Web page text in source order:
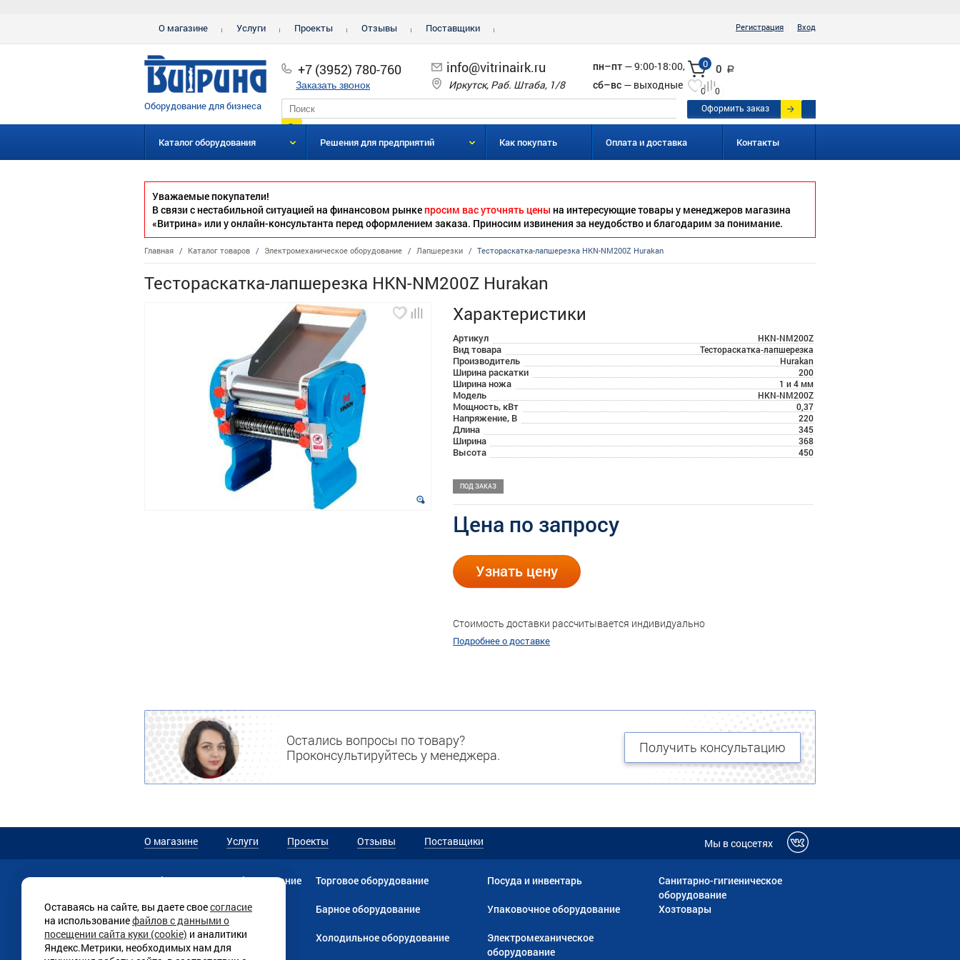
Оставаясь на сайте, вы даете своесогласие
на использованиефайлов с данными о
посещении сайта куки (cookie) и аналитики
Яндекс.Метрики, необходимых нам для
О магазине Услуги Проекты Отзывы Поставщики Регистрация Вход
Оборудование для бизнеса
+7 (3952) 780-760
Заказать звонок
info@vitrinairk.ru
Иркутск, Раб. Штаба, 1/8
пн–пт — 9:00-18:00,
сб–вс — выходные
0 0 a
0
0
Оформить заказ
Каталог оборудования Решения для предприятий Как покупать Оплата и доставка Контакты
Уважаемые покупатели!
В связи с нестабильной ситуацией на финансовом рынкепросим вас уточнять цены на интересующие товары у менеджеров магазина
«Витрина» или у онлайн-консультанта перед оформлением заказа. Приносим извинения за неудобство и благодарим за понимание.
Главная / Каталог товаров / Электромеханическое оборудование / Лапшерезки / Тестораскатка-лапшерезка HKN-NM200Z Hurakan
Тестораскатка-лапшерезка HKN-NM200Z Hurakan
Характеристики
Артикул HKN-NM200Z
Вид товара Тестораскатка-лапшерезка
Производитель Hurakan
Ширина раскатки 200
Ширина ножа 1 и 4 мм
Модель HKN-NM200Z
Мощность, кВт 0,37
Напряжение, В 220
Длина 345
Ширина 368
Высота 450
ПОД ЗАКАЗ
Цена по запросу
Узнать цену
Стоимость доставки рассчитывается индивидуально
Подробнее о доставке
Остались вопросы по товару?
Проконсультируйтесь у менеджера.
Получить консультацию
О магазине Услуги Проекты Отзывы Поставщики Мы в соцсетях
МебельПрачечное оборудование
Текстильная продукция
Линии раздачи
Торговое оборудование
Барное оборудование
Холодильное оборудование
Посуда и инвентарь
Упаковочное оборудование
Электромеханическое
оборудование
Санитарно-гигиеническое
оборудование
Хозтовары